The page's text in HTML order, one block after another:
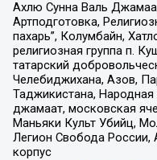
Ахлю Сунна Валь
Артподготовка,
пахарь”, Колумбайн,
религиозная группа п.
татарский
Челебиджихана, Азов,
Таджикистана,
джамаат, московская
Маньяки Культ Убийц,
Легион Свобода России,
корпус